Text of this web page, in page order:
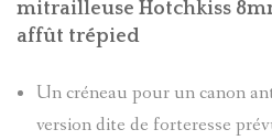
mitrailleuse Hotchkiss
affût trépied
Un créneau pour un canon
version dite de forteresse